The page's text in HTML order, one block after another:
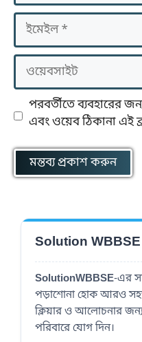
ইমেইল
ওয়েবসাইট
পরবর্তীতে ব্যবহারের
এবং ওয়েব ঠিকানা এই
Solution WBBSE
SolutionWBBSE-এর
পড়াশোনা হোক আরও
ক্লিয়ার ও আলোচনার
পরিবারে যোগ দিন।